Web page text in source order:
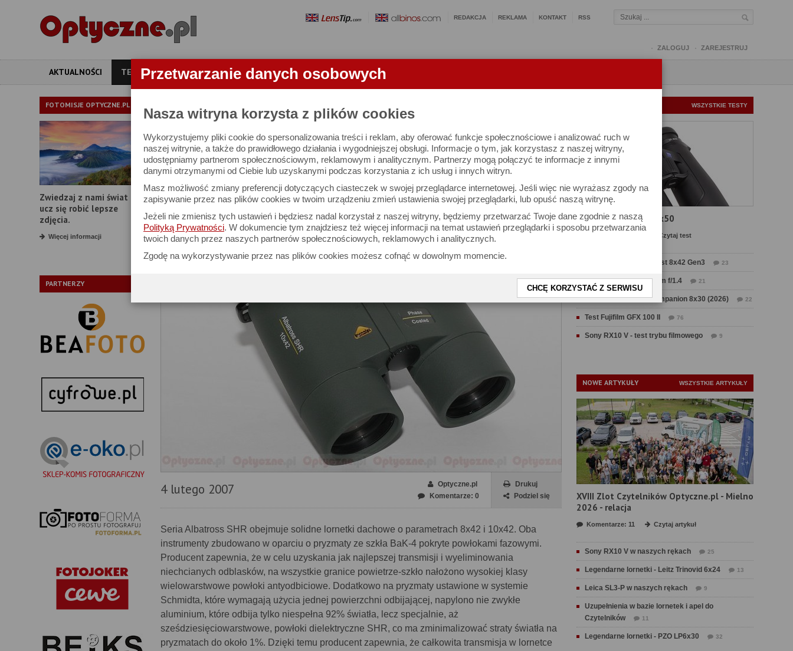
Przetwarzanie danych osobowych
Nasza witryna korzysta z plików cookies
Wykorzystujemy pliki cookie do spersonalizowania treści i reklam, aby oferować funkcje społecznościowe i analizować ruch w
naszej witrynie, a także do prawidłowego działania i wygodniejszej obsługi. Informacje o tym, jak korzystasz z naszej witryny,
udostępniamy partnerom społecznościowym, reklamowym i analitycznym. Partnerzy mogą połączyć te informacje z innymi
danymi otrzymanymi od Ciebie lub uzyskanymi podczas korzystania z ich usług i innych witryn.
Masz możliwość zmiany preferencji dotyczących ciasteczek w swojej przeglądarce internetowej. Jeśli więc nie wyrażasz zgody na
zapisywanie przez nas plików cookies w twoim urządzeniu zmień ustawienia swojej przeglądarki, lub opuść naszą witrynę.
Jeżeli nie zmienisz tych ustawień i będziesz nadal korzystał z naszej witryny, będziemy przetwarzać Twoje dane zgodnie z naszą
Polityką Prywatności. W dokumencie tym znajdziesz też więcej informacji na temat ustawień przeglądarki i sposobu przetwarzania
twoich danych przez naszych partnerów społecznościowych, reklamowych i analitycznych.
Zgodę na wykorzystywanie przez nas plików cookies możesz cofnąć w dowolnym momencie.
CHCĘ KORZYSTAĆ Z SERWISU
REDAKCJA REKLAMA KONTAKT RSS
ZALOGUJ ZAREJESTRUJ
AKTUALNOŚCI TESTY ARTYKUŁY APARATY OBIEKTYWY LORNETKI
FOTOMISJE OPTYCZNE.PL
Zwiedzaj z nami świat i
ucz się robić lepsze
zdjęcia.
Więcej informacji
PARTNERZY
TEST LORNETKI
Bynolyt Albatross SHR 10x42 DCF - test lornetki
4 lutego 2007
Drukuj
Podziel się
Optyczne.pl
Komentarze: 0
Seria Albatross SHR obejmuje solidne lornetki dachowe o parametrach 8x42 i 10x42. Oba
instrumenty zbudowano w oparciu o pryzmaty ze szkła BaK-4 pokryte powłokami fazowymi.
Producent zapewnia, że w celu uzyskania jak najlepszej transmisji i wyeliminowania
niechcianych odblasków, na wszystkie granice powietrze-szkło nałożono wysokiej klasy
wielowarstwowe powłoki antyodbiciowe. Dodatkowo na pryzmaty ustawione w systemie
Schmidta, które wymagają użycia jednej powierzchni odbijającej, napylono nie zwykłe
aluminium, które odbija tylko niespełna 92% światła, lecz specjalnie, aż
sześdziesięciowarstwowe, powłoki dielektryczne SHR, co ma zminimalizować straty światła na
pryzmatach do około 1%. Dzięki temu producent zapewnia, że całkowita transmisja w lornetce
WSZYSTKIE TESTY
Test Carl Zeiss SFL 8x50
Czytaj test
Test Delta Optical Forest 8x42 Gen3 23
Test Sirui Aurora 35 mm f/1.4 21
Test Swarovski CL Companion 8x30 (2026) 22
Test Fujifilm GFX 100 II 76
Sony RX10 V - test trybu filmowego 9
NOWE ARTYKUŁY WSZYSTKIE ARTYKUŁY
XVIII Zlot Czytelników Optyczne.pl - Mielno
2026 - relacja
Komentarze: 11 Czytaj artykuł
Sony RX10 V w naszych rękach 25
Legendarne lornetki - Leitz Trinovid 6x24 13
Leica SL3-P w naszych rękach 9
Uzupełnienia w bazie lornetek i apel do
Czytelników
11
Legendarne lornetki - PZO LP6x30 32